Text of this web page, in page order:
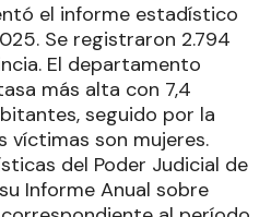
el informe estadístico
Se registraron 2.794
El departamento
más alta con 7,4
seguido por la
víctimas son mujeres.
del Poder Judicial de
Informe Anual sobre